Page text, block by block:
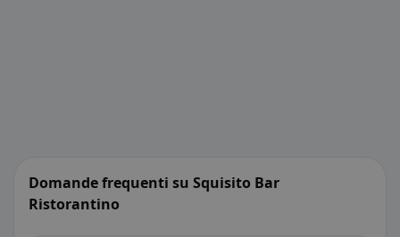
Domande frequenti su Squisito Bar
Ristorantino